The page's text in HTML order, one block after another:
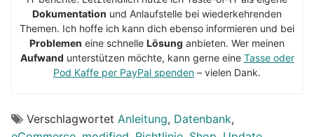
Dokumentation und Anlaufstelle bei wiederkehrenden
Themen. Ich hoffe ich kann dich ebenso informieren und bei
Problemen eine schnelle Lösung anbieten. Wer meinen
Aufwand unterstützen möchte, kann gerne eine Tasse oder
Pod Kaffe per PayPal spenden – vielen Dank.
Verschlagwortet Anleitung, Datenbank,